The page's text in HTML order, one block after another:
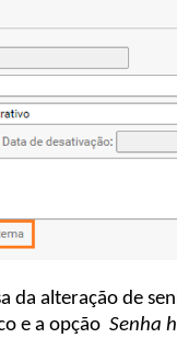
da alteração de
e a opção Senha